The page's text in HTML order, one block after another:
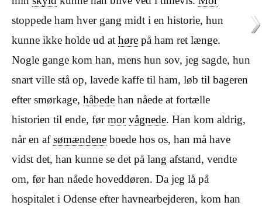
stoppede ham hver gang midt i en historie, hun
kunne ikke holde ud at høre på ham ret længe.
Nogle gange kom han, mens hun sov, jeg sagde, hun
snart ville stå op, lavede kaffe til ham, løb til bageren
efter smørkage, håbede han nåede at fortælle
historien til ende, førmor vågnede. Han kom aldrig,
når en afsømændene boede hos os, han må have
vidst det, han kunne se det på lang afstand, vendte
om, før han nåede hoveddøren. Da jeg lå på
hospitalet i Odense efter havnearbejderen, kom han